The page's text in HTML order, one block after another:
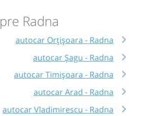
Radna
autocar Orțişoara - Radna
autocar Șagu - Radna
autocar Timișoara - Radna
autocar Arad - Radna
autocar Vladimirescu - Radna